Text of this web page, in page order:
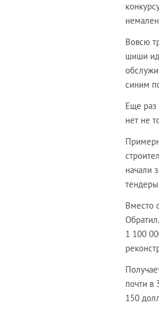
Вовсю
шиши
синим
Еще раз
нет не
начали
Вместо
1 100
почти в
150